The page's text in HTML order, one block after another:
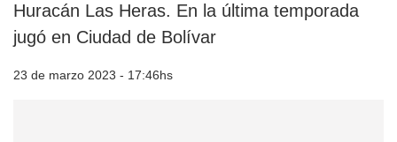
Huracán Las Heras. En la última temporada
jugó en Ciudad de Bolívar
23 de marzo 2023 - 17:46hs